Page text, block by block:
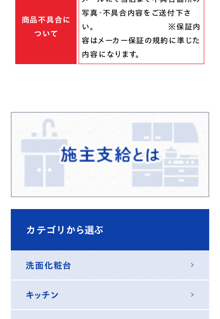
商品不具合に
ついて
写真・不具合内容をご送付下さ
い。 ※保証内
容はメーカー保証の規約に準じた
内容になります。
カテゴリから選ぶ
洗面化粧台
キッチン